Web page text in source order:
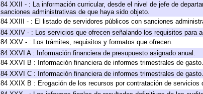
84 XXII - : La información curricular, desde el nivel de jefe de
sanciones administrativas de que haya sido objeto.
84 XXIII - : El listado de servidores públicos con sanciones
84 XXIV - : Los servicios que ofrecen señalando los requisitos para
84 XXV - : Los trámites, requisitos y formatos que ofrecen.
84 XXVI A : Información financiera de presupuesto asignado anual.
84 XXVI B : Información financiera de informes trimestrales de gasto.
84 XXVI C : Información financiera de informes trimestrales de gasto.
84 XXIX B : Erogación de los recursos por contratación de